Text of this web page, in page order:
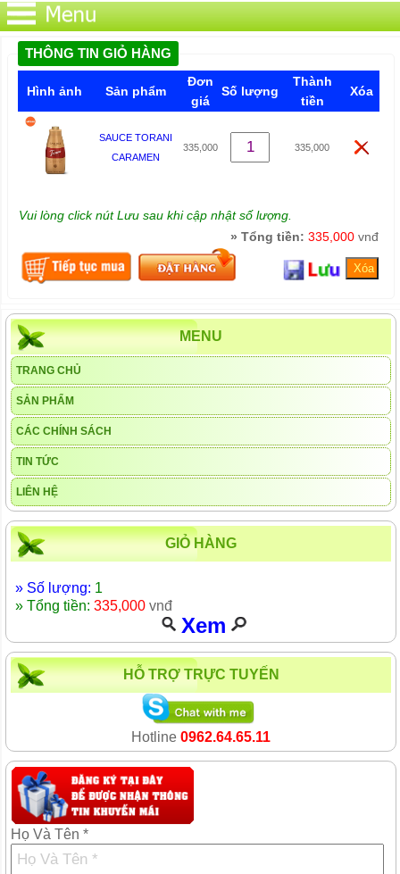
THÔNG TIN GIỎ HÀNG
Hình ảnh Sản phẩm
Đơn
giá
Số lượng
Thành
tiền
Xóa
SAUCE TORANI
CARAMEN
335,000 335,000
Vui lòng click nút Lưu sau khi cập nhật số lượng.
» Tổng tiền: 335,000vnđ
MENU
TRANG CHỦ
SẢN PHẨM
CÁC CHÍNH SÁCH
TIN TỨC
LIÊN HỆ
GIỎ HÀNG
» Số lượng: 1
» Tổng tiền: 335,000 vnđ
Xem
HỖ TRỢ TRỰC TUYẾN
Hotline 0962.64.65.11
Họ Và Tên *